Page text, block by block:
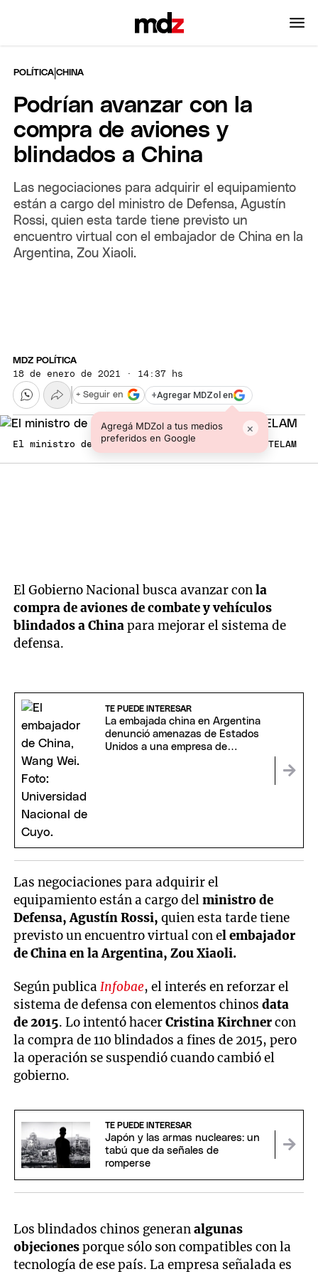
POLÍTICA |CHINA
Podrían avanzar con la
compra de aviones y
blindados a China
Las negociaciones para adquirir el equipamiento
están a cargo del ministro de Defensa, Agustín
Rossi, quien esta tarde tiene previsto un
encuentro virtual con el embajador de China en la
Argentina, Zou Xiaoli.
MDZ POLÍTICA
18 de enero de 2021 · 14:37 hs
+Agregar MDZol en
Agregá MDZol a tus medios
preferidos en Google
×
+ Seguir en
El ministro de Defensa, Agustín Rossi. Foto: TELAM
El Gobierno Nacional busca avanzar conla
compra de aviones de combate y vehículos
blindados a Chinapara mejorar el sistema de
defensa.
TE PUEDE INTERESAR
La embajada china en Argentina
denunció amenazas de Estados
Unidos a una empresa de
Las negociaciones para adquirir el
equipamiento están a cargo delministro de
Defensa, Agustín Rossi, quien esta tarde tiene
previsto un encuentro virtual con el embajador
de China en la Argentina, Zou Xiaoli.
Según publicaInfobae, el interés en reforzar el
sistema de defensa con elementos chinosdata
de 2015. Lo intentó hacerCristina Kirchnercon
la compra de 110 blindados a fines de 2015, pero
la operación se suspendió cuando cambió el
gobierno.
TE PUEDE INTERESAR
Japón y las armas nucleares: un
tabú que da señales de
romperse
Los blindados chinos generanalgunas
objecionesporque sólo son compatibles con la
tecnología de ese país. La empresa señalada es